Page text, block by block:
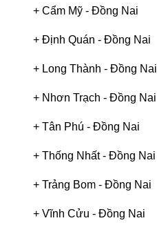
+Cẩm Mỹ - Đồng Nai
+Định Quán-Đồng Nai
+ Long Thành-Đồng Nai
+ Nhơn Trạch-Đồng Nai
+Tân Phú-Đồng Nai
+Thống Nhất-Đồng Nai
+Trảng Bom-Đồng Nai
+Vĩnh Cửu-Đồng Nai